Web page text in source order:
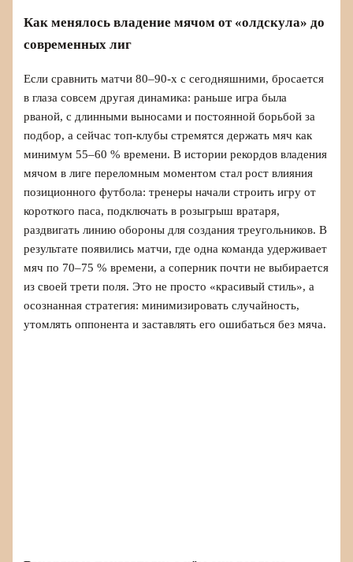
Как менялось владение мячом от «олдскула» до
современных лиг
Если сравнить матчи 80–90‑х с сегодняшними, бросается
в глаза совсем другая динамика: раньше игра была
рваной, с длинными выносами и постоянной борьбой за
подбор, а сейчас топ‑клубы стремятся держать мяч как
минимум 55–60 % времени. В истории рекордов владения
мячом в лиге переломным моментом стал рост влияния
позиционного футбола: тренеры начали строить игру от
короткого паса, подключать в розыгрыш вратаря,
раздвигать линию обороны для создания треугольников. В
результате появились матчи, где одна команда удерживает
мяч по 70–75 % времени, а соперник почти не выбирается
из своей трети поля. Это не просто «красивый стиль», а
осознанная стратегия: минимизировать случайность,
утомлять оппонента и заставлять его ошибаться без мяча.